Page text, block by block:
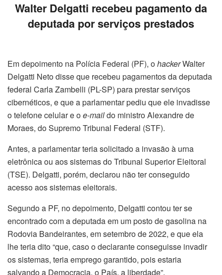
Walter Delgatti recebeu pagamento da
deputada por serviços prestados
Em depoimento na Polícia Federal (PF), ohackerWalter
Delgatti Neto disse que recebeu pagamentos da deputada
federal Carla Zambelli (PL-SP) para prestar serviços
cibernéticos, e que a parlamentar pediu que ele invadisse
o telefone celular e oe-maildo ministro Alexandre de
Moraes, do Supremo Tribunal Federal (STF).
Antes, a parlamentar teria solicitado a invasão à urna
eletrônica ou aos sistemas do Tribunal Superior Eleitoral
(TSE). Delgatti, porém, declarou não ter conseguido
acesso aos sistemas eleitorais.
Segundo a PF, no depoimento, Delgatti contou ter se
encontrado com a deputada em um posto de gasolina na
Rodovia Bandeirantes, em setembro de 2022, e que ela
lhe teria dito “que, caso o declarante conseguisse invadir
os sistemas, teria emprego garantido, pois estaria
salvando a Democracia, o País, a liberdade”.